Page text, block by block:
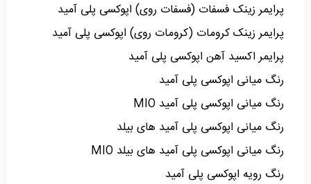
پرایمر زینک فسفات (فسفات روی) اپوکسی پلی آمید
پرایمر زینک کرومات (کرومات روی) اپوکسی پلی آمید
پرایمر اکسید آهن اپوکسی پلی آمید
رنگ میانی اپوکسی پلی آمید
رنگ میانی اپوکسی پلی آمید MIO
رنگ میانی اپوکسی پلی آمید های بیلد
رنگ میانی اپوکسی پلی آمید های بیلد MIO
رنگ رویه اپوکسی پلی آمید